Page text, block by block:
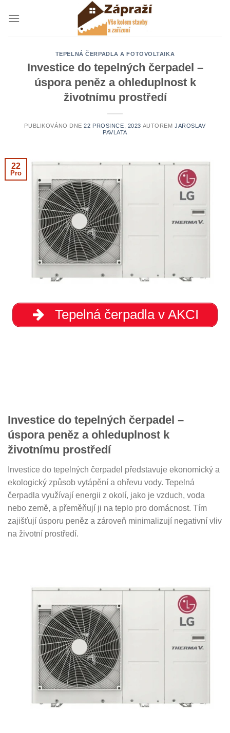
TEPELNÁ ČERPADLA A FOTOVOLTAIKA
Investice do tepelných čerpadel –
úspora peněz a ohleduplnost k
životnímu prostředí
PUBLIKOVÁNO DNE22 PROSINCE, 2023 AUTOREMJAROSLAV
PAVLATA
22
Pro
Tepelná čerpadla v AKCI
Investice do tepelných čerpadel –
úspora peněz a ohleduplnost k
životnímu prostředí
Investice do tepelných čerpadel představuje ekonomický a
ekologický způsob vytápění a ohřevu vody. Tepelná
čerpadla využívají energii z okolí, jako je vzduch, voda
nebo země, a přeměňují ji na teplo pro domácnost. Tím
zajišťují úsporu peněz a zároveň minimalizují negativní vliv
na životní prostředí.